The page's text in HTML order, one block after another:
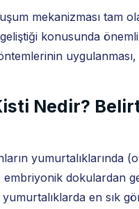
mekanizması tam
konusunda
Nedir?
yumurtalıklarında
dokulardan
en sık